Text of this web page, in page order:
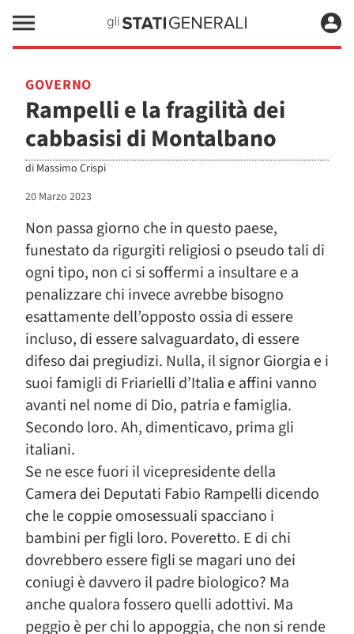
GOVERNO
Rampelli e la fragilità dei
cabbasisi di Montalbano
di Massimo Crispi
20 Marzo 2023
Non passa giorno che in questo paese,
funestato da rigurgiti religiosi o pseudo tali di
ogni tipo, non ci si soffermi a insultare e a
penalizzare chi invece avrebbe bisogno
esattamente dell’opposto ossia di essere
incluso, di essere salvaguardato, di essere
difeso dai pregiudizi. Nulla, il signor Giorgia e i
suoi famigli di Friarielli d’Italia e affini vanno
avanti nel nome di Dio, patria e famiglia.
Secondo loro. Ah, dimenticavo, prima gli
italiani.
Se ne esce fuori il vicepresidente della
Camera dei Deputati Fabio Rampelli dicendo
che le coppie omosessuali spacciano i
bambini per figli loro. Poveretto. E di chi
dovrebbero essere figli se magari uno dei
coniugi è davvero il padre biologico? Ma
anche qualora fossero quelli adottivi. Ma
peggio è per chi lo appoggia, che non si rende